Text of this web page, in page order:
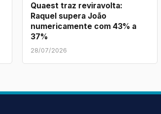
Quaest traz reviravolta:
Raquel supera João
numericamente com 43% a
37%
28/07/2026